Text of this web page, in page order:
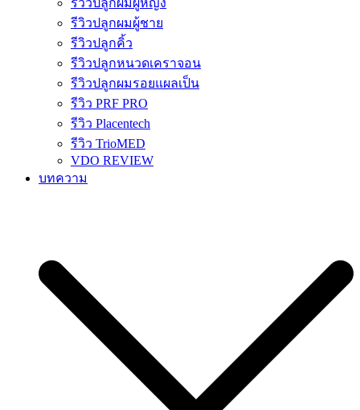
รีวิวปลูกผมผู้ชาย
รีวิวปลูกคิ้ว
รีวิวปลูกหนวดเคราจอน
รีวิวปลูกผมรอยแผลเป็น
รีวิว PRF PRO
รีวิว Placentech
รีวิว TrioMED
VDO REVIEW
บทความ